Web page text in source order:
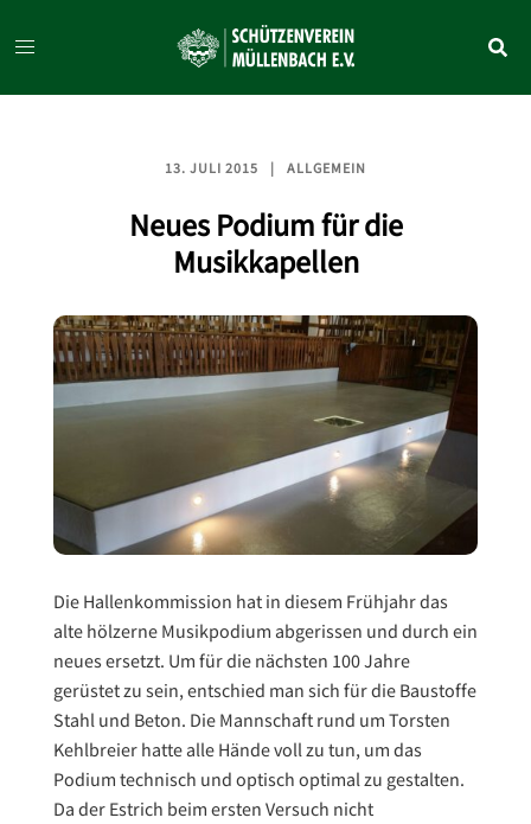
Inhalt
13. JULI 2015 ALLGEMEIN
Neues Podium für die
Musikkapellen
Die Hallenkommission hat in diesem Frühjahr das
alte hölzerne Musikpodium abgerissen und durch ein
neues ersetzt. Um für die nächsten 100 Jahre
gerüstet zu sein, entschied man sich für die Baustoffe
Stahl und Beton. Die Mannschaft rund um Torsten
Kehlbreier hatte alle Hände voll zu tun, um das
Podium technisch und optisch optimal zu gestalten.
Da der Estrich beim ersten Versuch nicht